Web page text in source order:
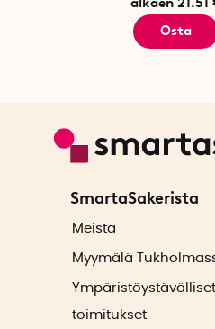
Osta
SmartaSakerista
Meistä
Myymälä
Ympäristöystävälliset
toimitukset